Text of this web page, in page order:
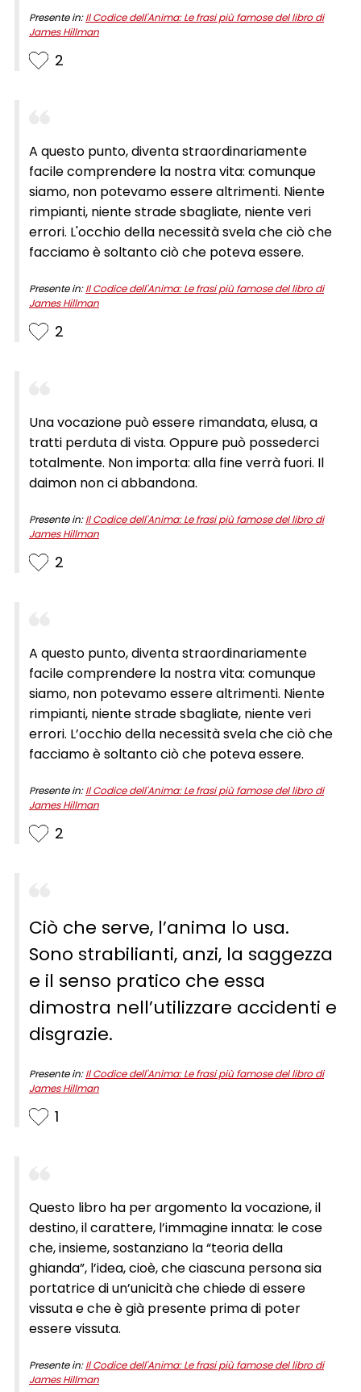
Presente in:Il Codice dell'Anima: Le frasi più famose del libro di
James Hillman
2
A questo punto, diventa straordinariamente
facile comprendere la nostra vita: comunque
siamo, non potevamo essere altrimenti. Niente
rimpianti, niente strade sbagliate, niente veri
errori. L'occhio della necessità svela che ciò che
facciamo è soltanto ciò che poteva essere.
Presente in:Il Codice dell'Anima: Le frasi più famose del libro di
James Hillman
2
Una vocazione può essere rimandata, elusa, a
tratti perduta di vista. Oppure può possederci
totalmente. Non importa: alla fine verrà fuori. Il
daimon non ci abbandona.
Presente in:Il Codice dell'Anima: Le frasi più famose del libro di
James Hillman
2
A questo punto, diventa straordinariamente
facile comprendere la nostra vita: comunque
siamo, non potevamo essere altrimenti. Niente
rimpianti, niente strade sbagliate, niente veri
errori. L’occhio della necessità svela che ciò che
facciamo è soltanto ciò che poteva essere.
Presente in:Il Codice dell'Anima: Le frasi più famose del libro di
James Hillman
2
Ciò che serve, l’anima lo usa.
Sono strabilianti, anzi, la saggezza
e il senso pratico che essa
dimostra nell’utilizzare accidenti e
disgrazie.
Presente in:Il Codice dell'Anima: Le frasi più famose del libro di
James Hillman
1
Questo libro ha per argomento la vocazione, il
destino, il carattere, l’immagine innata: le cose
che, insieme, sostanziano la “teoria della
ghianda”, l’idea, cioè, che ciascuna persona sia
portatrice di un’unicità che chiede di essere
vissuta e che è già presente prima di poter
essere vissuta.
Presente in:Il Codice dell'Anima: Le frasi più famose del libro di
James Hillman